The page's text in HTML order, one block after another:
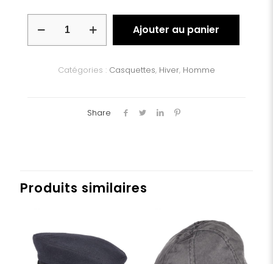
Casquette
Ajouter au panier
Catégories : Casquettes, Hiver, Homme
Share
Produits similaires